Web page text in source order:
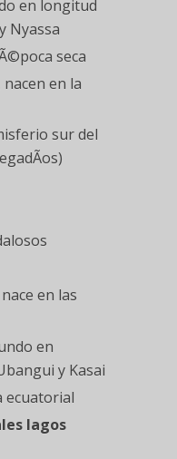
en longitud
Nyassa
seca
en la
sur del
en las
en
y Kasai
ecuatorial
lagos